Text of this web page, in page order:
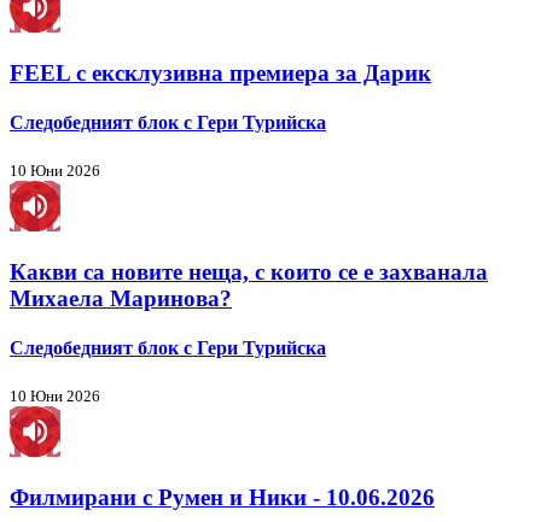
FEEL с ексклузивна премиера за Дарик
Следобедният блок с Гери Турийска
10 Юни 2026
Какви са новите неща, с които се е захванала
Михаела Маринова?
Следобедният блок с Гери Турийска
10 Юни 2026
Филмирани с Румен и Ники - 10.06.2026